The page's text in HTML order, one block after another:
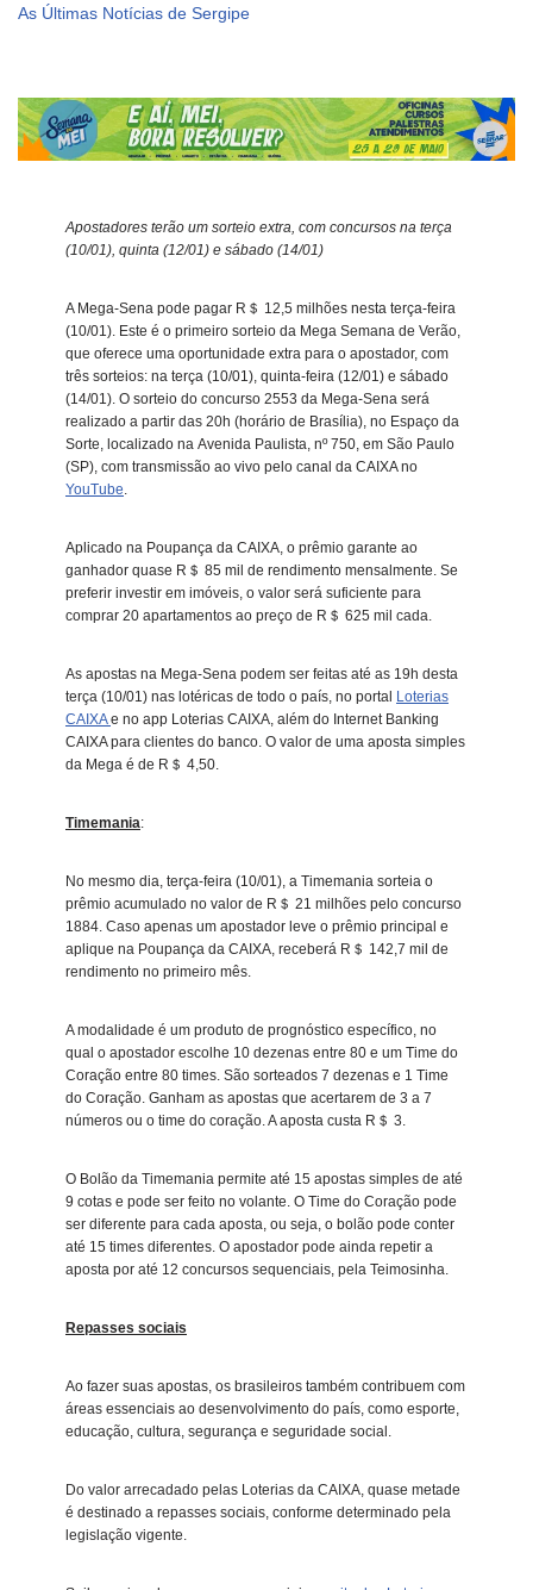
As Últimas Notícias de Sergipe
Apostadores terão um sorteio extra, com concursos na terça
(10/01 ), quinta (12/01 ) e sábado (14/01 )
A Mega-Sena pode pagar R＄ 12,5 milhões nesta terça-feira
(10/01 ). Este é o primeiro sorteio da Mega Semana de Verão,
que oferece uma oportunidade extra para o apostador, com
três sorteios: na terça (10/01 ), quinta-feira (12/01 ) e sábado
(14/01 ). O sorteio do concurso 2553 da Mega-Sena será
realizado a partir das 20h (horário de Brasília), no Espaço da
Sorte, localizado na Avenida Paulista, nº 750 , em São Paulo
(SP), com transmissão ao vivo pelo canal da CAIXA no
YouTube
Aplicado na Poupança da CAIXA, o prêmio garante ao
ganhador quase R＄ 85 mil de rendimento mensalmente. Se
preferir investir em imóveis, o valor será suficiente para
comprar 20 apartamentos ao preço de R＄ 625 mil cada.
As apostas na Mega-Sena podem ser feitas até as 19h desta
terça (10/01 ) nas lotéricas de todo o país, no portal Loterias
CAIXAe no app Loterias CAIXA, além do Internet Banking
CAIXA para clientes do banco. O valor de uma aposta simples
da Mega é de R＄ 4,50.
Timemania:
No mesmo dia, terça-feira (10/01 ), a Timemania sorteia o
prêmio acumulado no valor de R＄ 21 milhões pelo concurso
1884. Caso apenas um apostador leve o prêmio principal e
aplique na Poupança da CAIXA, receberá R＄ 142,7 mil de
rendimento no primeiro mês.
A modalidade é um produto de prognóstico específico, no
qual o apostador escolhe 10 dezenas entre 80 e um Time do
Coração entre 80 times. São sorteados 7 dezenas e 1 Time
do Coração. Ganham as apostas que acertarem de 3 a 7
números ou o time do coração. A aposta custa R＄ 3.
O Bolão da Timemania permite até 15 apostas simples de até
9 cotas e pode ser feito no volante. O Time do Coração pode
ser diferente para cada aposta, ou seja, o bolão pode conter
até 15 times diferentes. O apostador pode ainda repetir a
aposta por até 12 concursos sequenciais, pela Teimosinha.
Repasses sociais
Ao fazer suas apostas, os brasileiros também contribuem com
áreas essenciais ao desenvolvimento do país, como esporte,
educação, cultura, segurança e seguridade social.
Do valor arrecadado pelas Loterias da CAIXA, quase metade
é destinado a repasses sociais, conforme determinado pela
legislação vigente.